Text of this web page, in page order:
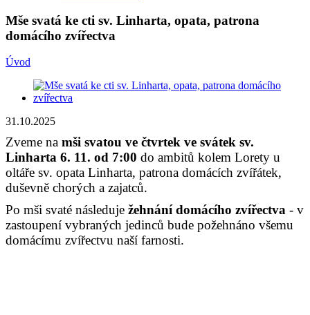
Mše svatá ke cti sv. Linharta, opata, patrona
domácího zvířectva
Úvod
31.10.2025
Zveme na mši svatou ve čtvrtek ve svátek sv.
Linharta 6. 11. od 7:00 do ambitů kolem Lorety u
oltáře sv. opata Linharta, patrona domácích zvířátek,
duševně chorých a zajatců.
Po mši svaté následuje žehnání domácího zvířectva - v
zastoupení vybraných jedinců bude požehnáno všemu
domácímu zvířectvu naší farnosti.